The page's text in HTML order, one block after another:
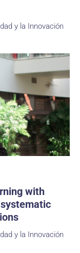
y la Innovación
with
y la Innovación